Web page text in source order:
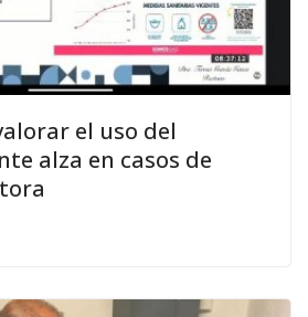
el uso del
alza en casos de